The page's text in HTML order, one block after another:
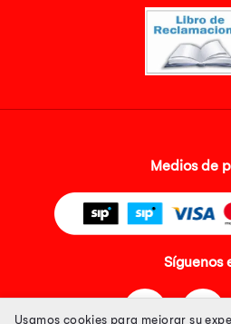
Medios de
Síguenos
Usamos cookies para mejorar su